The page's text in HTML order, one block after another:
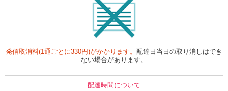
発信取消料(1通ごとに330円)がかかります。 配達日当日の取り消しはでき
ない場合があります。
配達時間について